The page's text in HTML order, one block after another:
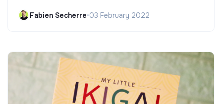
Fabien Secherre•03 February 2022